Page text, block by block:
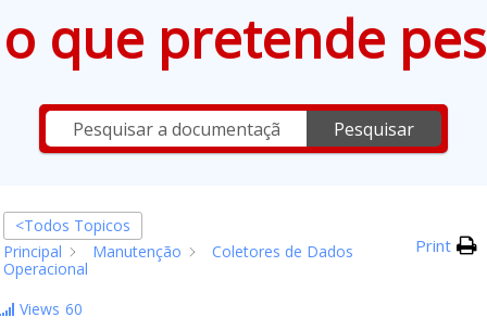
que pretende
Pesquisar
<Todos Topicos
Principal
Manutenção
Coletores de Dados
Operacional
Print
Views 60